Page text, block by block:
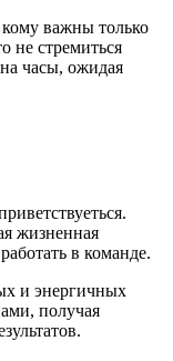
кому важны только
не стремиться
часы, ожидая
жизненная
в команде.
и энергичных
получая